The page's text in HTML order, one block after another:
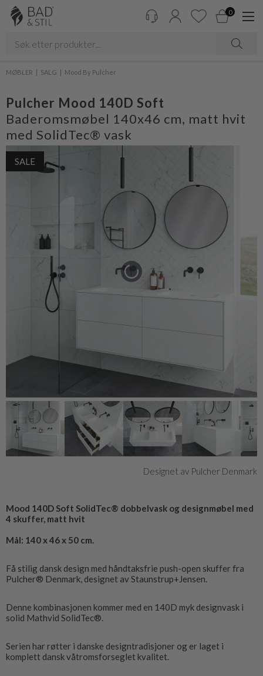
0
MØBLER SALG Mood By Pulcher
Pulcher Mood 140D Soft
Baderomsmøbel 140x46 cm, matt hvit
med SolidTec® vask
SALE
Designet av Pulcher Denmark
Mood 140D Soft SolidTec® dobbelvask og designmøbel med
4 skuffer, matt hvit
Mål: 140 x 46 x 50 cm.
Få stilig dansk design med håndtaksfrie push-open skuffer fra
Pulcher® Denmark, designet av Staunstrup+Jensen.
Denne kombinasjonen kommer med en 140D myk designvask i
solid Mathvid SolidTec®.
Serien har røtter i danske designtradisjoner og er laget i
komplett dansk våtromsforseglet kvalitet.